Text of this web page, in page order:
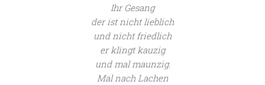
Ihr Gesang
der ist nicht lieblich
und nicht friedlich
er klingt kauzig
und mal maunzig.
Mal nach Lachen